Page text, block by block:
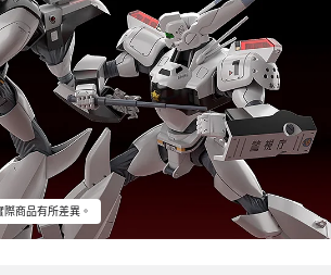
商品有所差異。